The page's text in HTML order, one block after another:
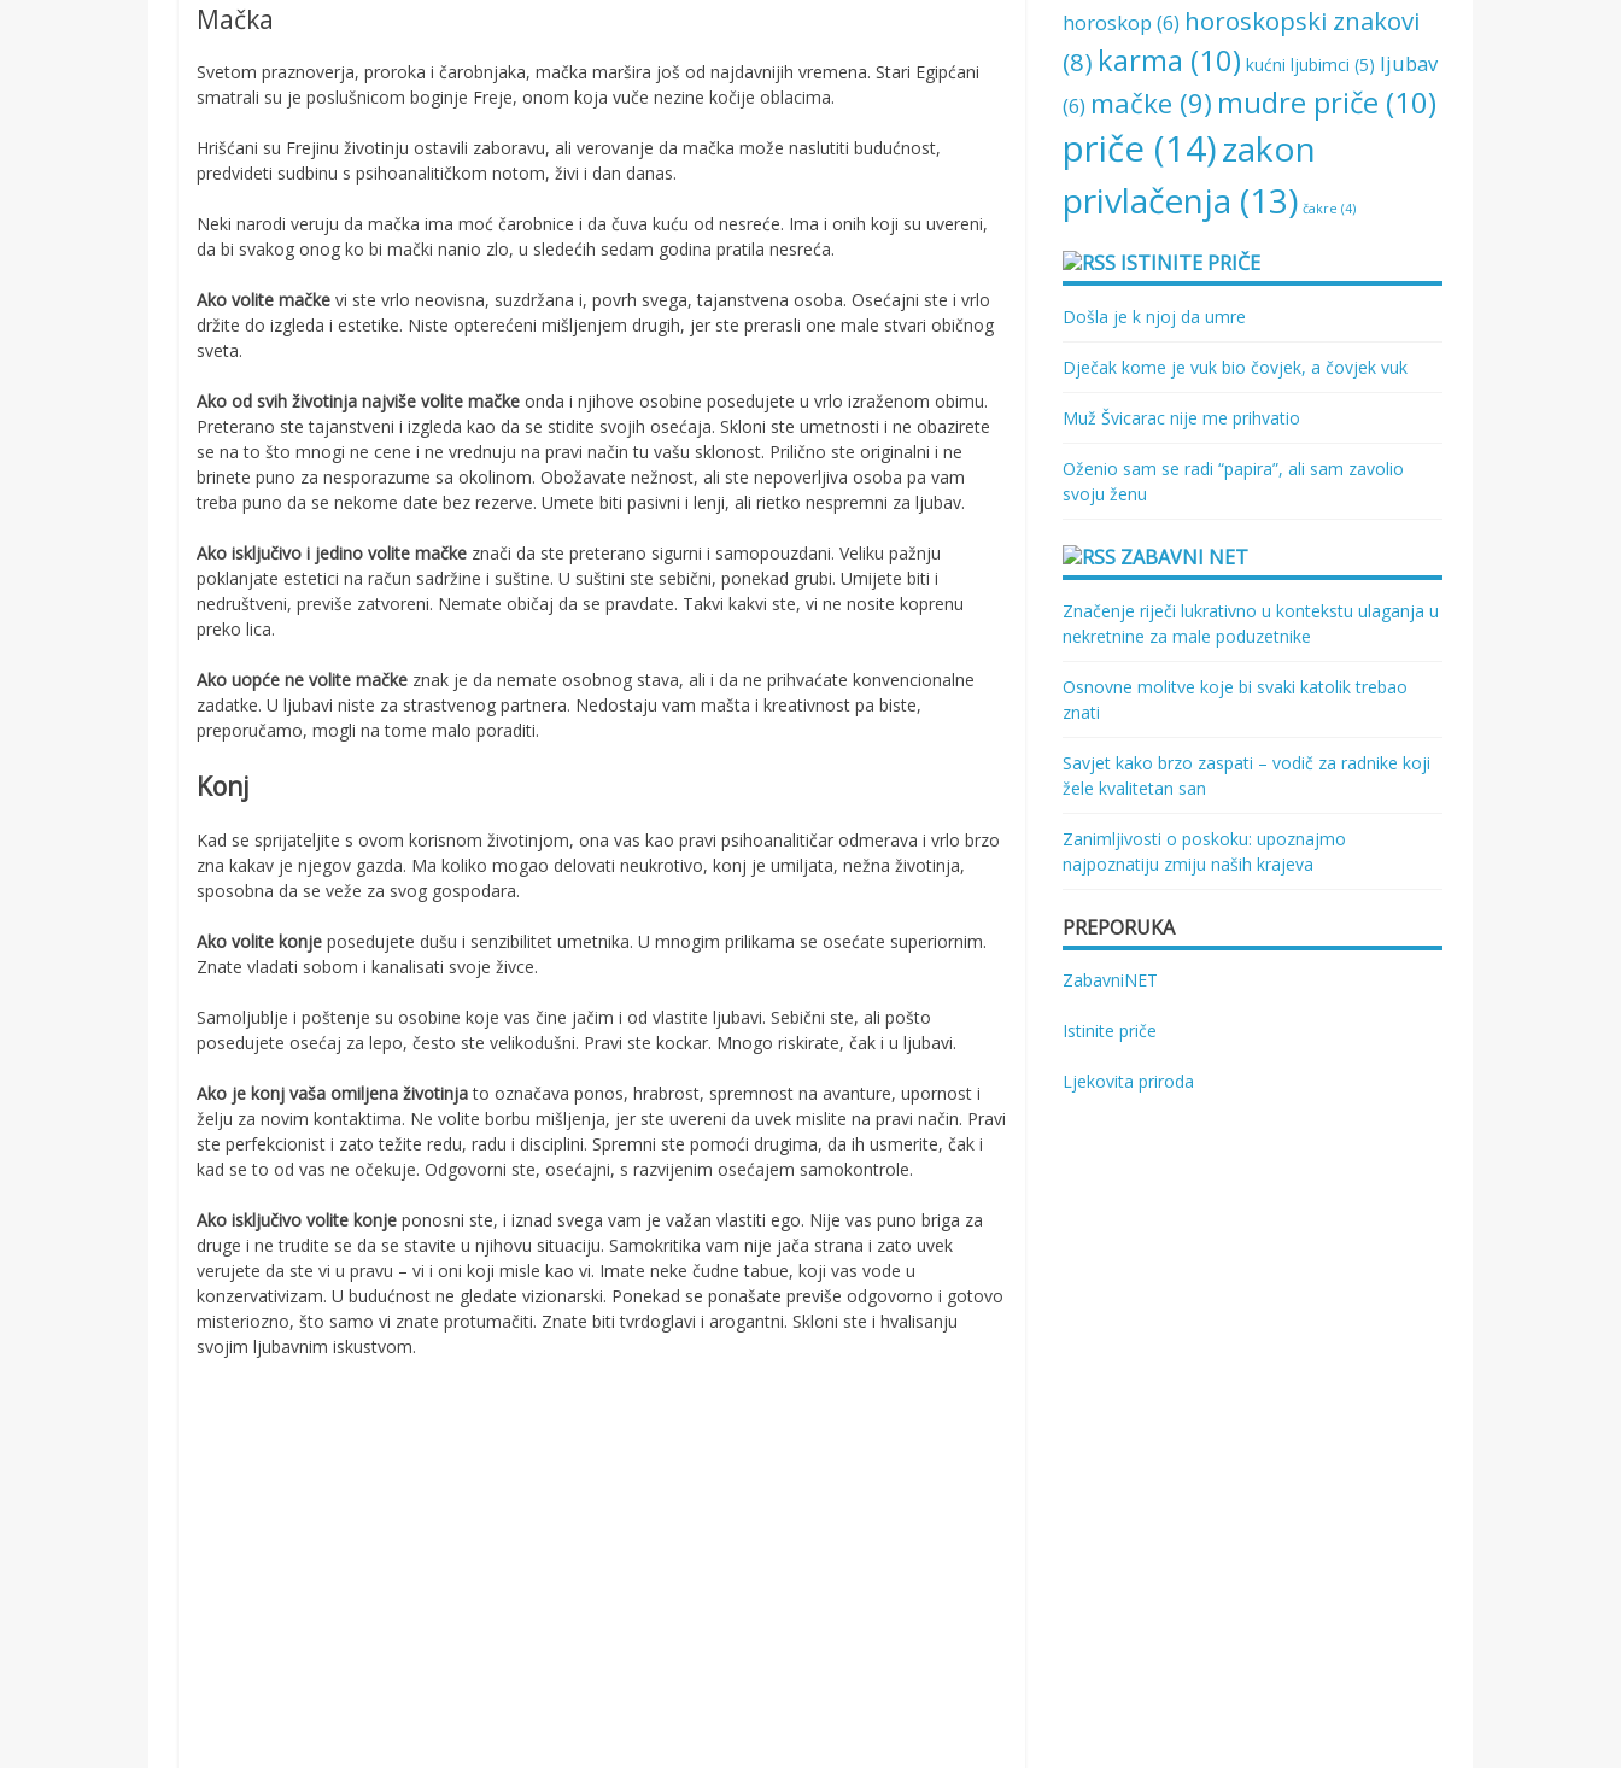
Mačka
Svetom praznoverja, proroka i čarobnjaka, mačka maršira još od najdavnijih vremena. Stari Egipćani
smatrali su je poslušnicom boginje Freje, onom koja vuče nezine kočije oblacima.
Hrišćani su Frejinu životinju ostavili zaboravu, ali verovanje da mačka može naslutiti budućnost,
predvideti sudbinu s psihoanalitičkom notom, živi i dan danas.
Neki narodi veruju da mačka ima moć čarobnice i da čuva kuću od nesreće. Ima i onih koji su uvereni,
da bi svakog onog ko bi mački nanio zlo, u sledećih sedam godina pratila nesreća.
Ako volite mačke vi ste vrlo neovisna, suzdržana i, povrh svega, tajanstvena osoba. Osećajni ste i vrlo
držite do izgleda i estetike. Niste opterećeni mišljenjem drugih, jer ste prerasli one male stvari običnog
sveta.
Ako od svih životinja najviše volite mačke onda i njihove osobine posedujete u vrlo izraženom obimu.
Preterano ste tajanstveni i izgleda kao da se stidite svojih osećaja. Skloni ste umetnosti i ne obazirete
se na to što mnogi ne cene i ne vrednuju na pravi način tu vašu sklonost. Prilično ste originalni i ne
brinete puno za nesporazume sa okolinom. Obožavate nežnost, ali ste nepoverljiva osoba pa vam
treba puno da se nekome date bez rezerve. Umete biti pasivni i lenji, ali rietko nespremni za ljubav.
Ako isključivo i jedino volite mačke znači da ste preterano sigurni i samopouzdani. Veliku pažnju
poklanjate estetici na račun sadržine i suštine. U suštini ste sebični, ponekad grubi. Umijete biti i
nedruštveni, previše zatvoreni. Nemate običaj da se pravdate. Takvi kakvi ste, vi ne nosite koprenu
preko lica.
Ako uopće ne volite mačke znak je da nemate osobnog stava, ali i da ne prihvaćate konvencionalne
zadatke. U ljubavi niste za strastvenog partnera. Nedostaju vam mašta i kreativnost pa biste,
preporučamo, mogli na tome malo poraditi.
Konj
Kad se sprijateljite s ovom korisnom životinjom, ona vas kao pravi psihoanalitičar odmerava i vrlo brzo
zna kakav je njegov gazda. Ma koliko mogao delovati neukrotivo, konj je umiljata, nežna životinja,
sposobna da se veže za svog gospodara.
Ako volite konje posedujete dušu i senzibilitet umetnika. U mnogim prilikama se osećate superiornim.
Znate vladati sobom i kanalisati svoje živce.
Samoljublje i poštenje su osobine koje vas čine jačim i od vlastite ljubavi. Sebični ste, ali pošto
posedujete osećaj za lepo, često ste velikodušni. Pravi ste kockar. Mnogo riskirate, čak i u ljubavi.
Ako je konj vaša omiljena životinjato označava ponos, hrabrost, spremnost na avanture, upornost i
želju za novim kontaktima. Ne volite borbu mišljenja, jer ste uvereni da uvek mislite na pravi način. Pravi
ste perfekcionist i zato težite redu, radu i disciplini. Spremni ste pomoći drugima, da ih usmerite, čak i
kad se to od vas ne očekuje. Odgovorni ste, osećajni, s razvijenim osećajem samokontrole.
Ako isključivo volite konje ponosni ste, i iznad svega vam je važan vlastiti ego. Nije vas puno briga za
druge i ne trudite se da se stavite u njihovu situaciju. Samokritika vam nije jača strana i zato uvek
verujete da ste vi u pravu – vi i oni koji misle kao vi. Imate neke čudne tabue, koji vas vode u
konzervativizam. U budućnost ne gledate vizionarski. Ponekad se ponašate previše odgovorno i gotovo
misteriozno, što samo vi znate protumačiti. Znate biti tvrdoglavi i arogantni. Skloni ste i hvalisanju
svojim ljubavnim iskustvom.
horoskop (6) horoskopski znakovi
(8) karma (10) kućni ljubimci (5) ljubav
(6) mačke (9) mudre priče (10)
priče (14)zakon
privlačenja (13) čakre (4)
ISTINITE PRIČE
Došla je k njoj da umre
Dječak kome je vuk bio čovjek, a čovjek vuk
Muž Švicarac nije me prihvatio
Oženio sam se radi “papira”, ali sam zavolio
svoju ženu
ZABAVNI NET
Značenje riječi lukrativno u kontekstu ulaganja u
nekretnine za male poduzetnike
Osnovne molitve koje bi svaki katolik trebao
znati
Savjet kako brzo zaspati – vodič za radnike koji
žele kvalitetan san
Zanimljivosti o poskoku: upoznajmo
najpoznatiju zmiju naših krajeva
PREPORUKA
ZabavniNET
Istinite priče
Ljekovita priroda